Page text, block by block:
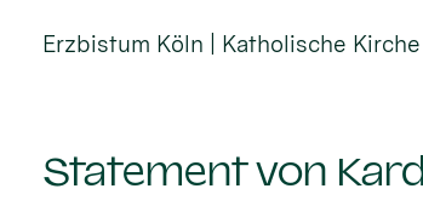
Erzbistum Köln | Katholische Kirche
Statement von